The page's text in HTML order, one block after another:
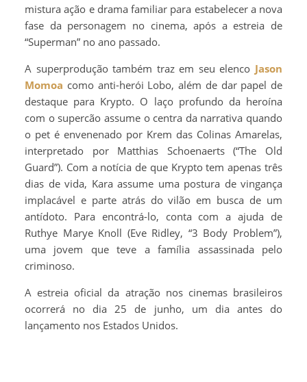
mistura ação e drama familiar para estabelecer a nova
fase da personagem no cinema, após a estreia de
“Superman” no ano passado.
A superprodução também traz em seu elenco Jason
Momoa como anti-herói Lobo, além de dar papel de
destaque para Krypto. O laço profundo da heroína
com o supercão assume o centra da narrativa quando
o pet é envenenado por Krem das Colinas Amarelas,
interpretado por Matthias Schoenaerts (“The Old
Guard”). Com a notícia de que Krypto tem apenas três
dias de vida, Kara assume uma postura de vingança
implacável e parte atrás do vilão em busca de um
antídoto. Para encontrá-lo, conta com a ajuda de
Ruthye Marye Knoll (Eve Ridley, “3 Body Problem”),
uma jovem que teve a família assassinada pelo
criminoso.
A estreia oficial da atração nos cinemas brasileiros
ocorrerá no dia 25 de junho, um dia antes do
lançamento nos Estados Unidos.